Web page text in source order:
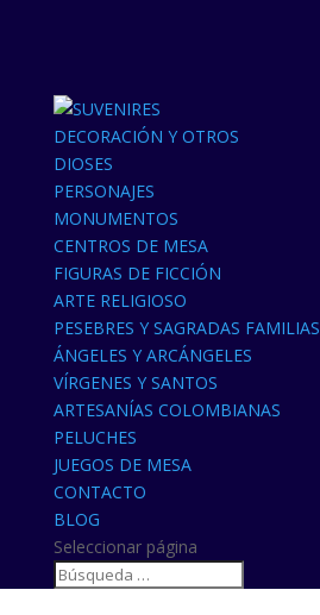
DECORACIÓN Y OTROS
DIOSES
PERSONAJES
MONUMENTOS
CENTROS DE MESA
FIGURAS DE FICCIÓN
ARTE RELIGIOSO
PESEBRES Y SAGRADAS FAMILIAS
ÁNGELES Y ARCÁNGELES
VÍRGENES Y SANTOS
ARTESANÍAS COLOMBIANAS
PELUCHES
JUEGOS DE MESA
CONTACTO
BLOG
Seleccionar página